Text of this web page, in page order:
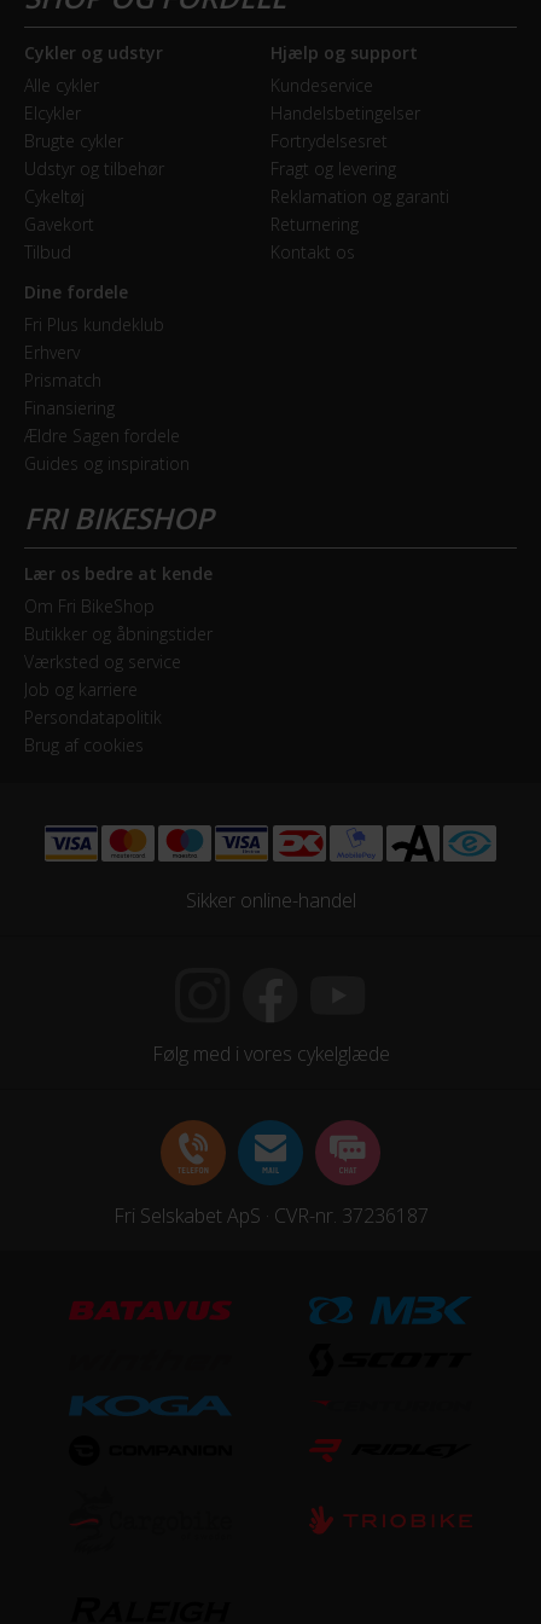
opstå rustdannelse under lakken. Og skulle du være
uheldig at vælte på din cykel og beskadige lakken, så
kan du altid gennem Fri BikeShop bestille en lakstift i
samme farve som cyklen, så risikoen for rustangreb
bliver minimeret.
Fodbremse
Forbremse
Rullebremse ABS-blokeringsfrit bremsesystem
ELCYKEL SYSTEM
Walk assist
Nej
Geartype
Indvendige gear
Samlet antal gear
7
Skiftegreb
Shimano Shimano
KOMPONENTER
Forhjulsmotor
Fast forgaffel i stål
Aluminium
Aluminium
Cykler og udstyr
Alle cykler
Elcykler
Brugte cykler
Udstyr og tilbehør
Cykeltøj
Gavekort
Tilbud
Hjælp og support
Kundeservice
Handelsbetingelser
Fortrydelsesret
Fragt og levering
Reklamation og garanti
Returnering
Kontakt os
Dine fordele
Fri Plus kundeklub
Erhverv
Prismatch
Finansiering
Ældre Sagen fordele
Guides og inspiration
Lær os bedre at kende
Om Fri BikeShop
Butikker og åbningstider
Værksted og service
Job og karriere
Persondatapolitik
Brug af cookies
Sikker online-handel
Følg med i vores cykelglæde
Fri Selskabet ApS · CVR-nr. 37236187